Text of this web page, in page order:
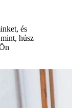
és
húsz